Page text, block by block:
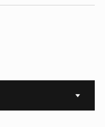
Sort